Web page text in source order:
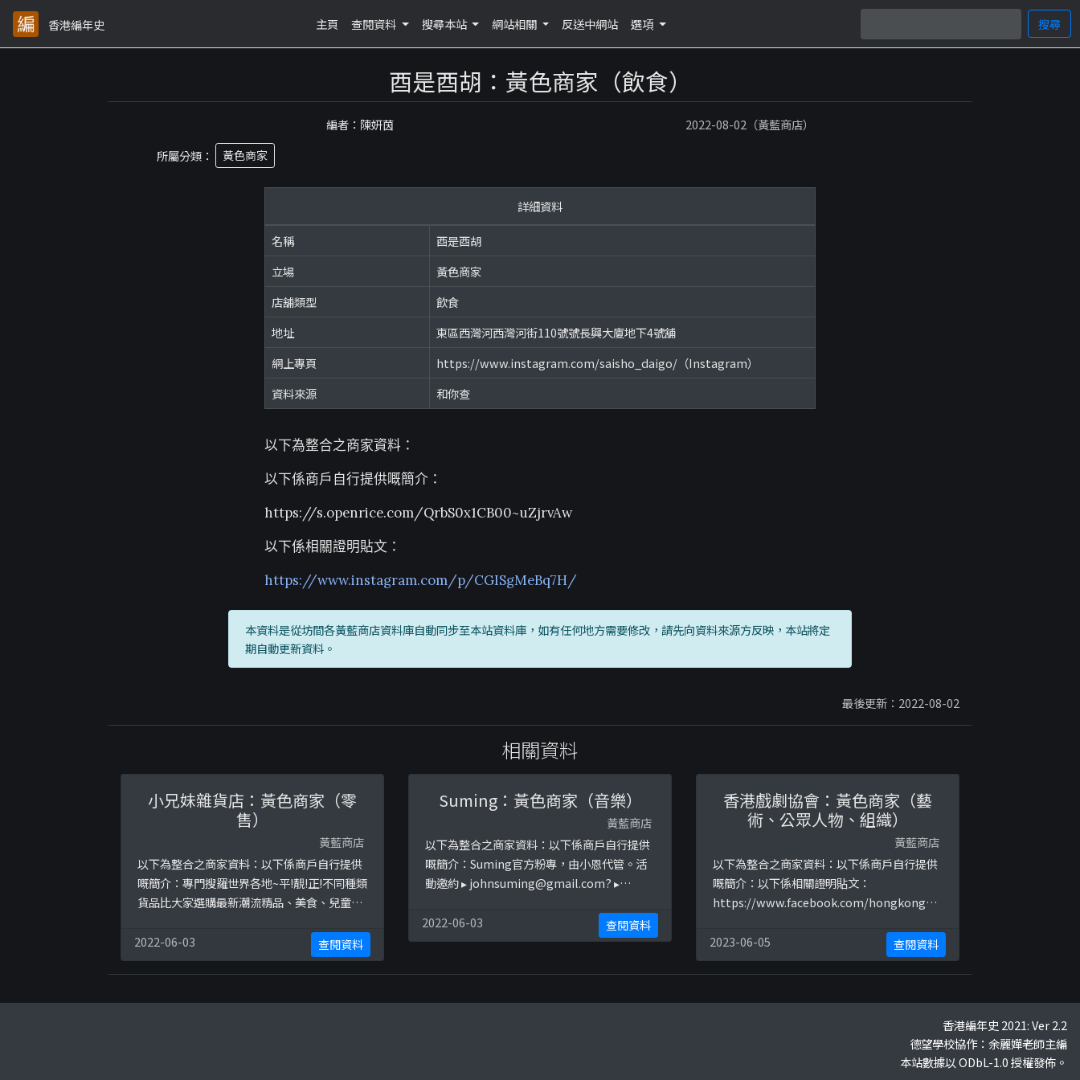
香港編年史 主頁 查閱資料 搜尋本站 網站相關 反送中網站 選項 搜尋
酉是酉胡：黃色商家（飲食）
編者：陳妍茵
2022-08-02（黃藍商店）
所屬分類：
黃色商家
詳細資料
名稱
酉是酉胡
立場
黃色商家
店舖類型
飲食
地址
東區西灣河西灣河街110號號長興大廈地下4號舖
網上專頁
https://www.instagram.com/saisho_daigo/（Instagram）
資料來源
和你查
以下為整合之商家資料：
以下係商戶自行提供嘅簡介：
https://s.openrice.com/QrbS0x1CB00~uZjrvAw
以下係相關證明貼文：
https://www.instagram.com/p/CGISgMeBq7H/
本資料是從坊間各黃藍商店資料庫自動同步至本站資料庫，如有任何地方需要修改，請先向資料來源方反映，本站將定
期自動更新資料。
最後更新：2022-08-02
相關資料
小兄妹雜貨店：黃色商家（零
售）
黃藍商店
以下為整合之商家資料：以下係商戶自行提供
嘅簡介：專門搜羅世界各地~平!靚!正!不同種類
貨品比大家選購最新潮流精品、美食、兒童用
有盡有交收安排:1) 使用順豐速遞費用到付2)
可於 粉嶺 及 火炭 面交 , 面交前需預約以下係
相關證明貼文：
2022-06-03 查閱資料
Suming：黃色商家（音樂）
黃藍商店
以下為整合之商家資料：以下係商戶自行提供
嘅簡介：Suming官方粉專，由小恩代管。活
動邀約 ▸johnsuming@gmail.com? ▸
明貼文：
https://www.facebook.com/permalink.ph
story_fbid=10157432707166085&amp;id=
2022-06-03 查閱資料
香港戲劇協會：黃色商家（藝
術、公眾人物、組織）
黃藍商店
以下為整合之商家資料：以下係商戶自行提供
嘅簡介：以下係相關證明貼文：
https://www.facebook.com/hongkongdr
ww.facebook.com/hongkongdrama/post
s/2358731810888461
2023-06-05 查閱資料
香港編年史 2021: Ver 2.2
德望學校協作：余麗嬋老師主編
本站數據以 ODbL-1.0 授權發佈。